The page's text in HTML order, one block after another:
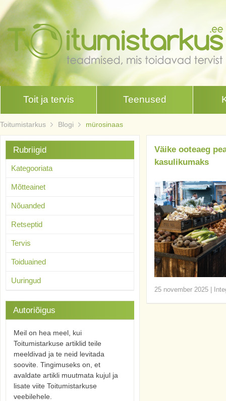
Toit ja tervis Teenused
Toitumistarkus Blogi mürosinaas
Väike ooteaeg
kasulikumaks
25 november 2025
Rubriigid
Kategooriata
Mõtteainet
Nõuanded
Retseptid
Tervis
Toiduained
Uuringud
Autoriõigus
Meil on hea meel, kui
Toitumistarkuse artiklid teile
meeldivad ja te neid levitada
soovite. Tingimuseks on, et
avaldate artikli muutmata kujul ja
lisate viite Toitumistarkuse
veebilehele.